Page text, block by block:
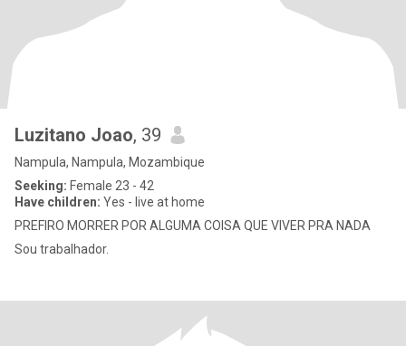
Luzitano Joao, 39
Nampula, Nampula, Mozambique
Seeking: Female 23 - 42
Have children: Yes - live at home
PREFIRO MORRER POR ALGUMA COISA QUE VIVER PRA NADA
Sou trabalhador.